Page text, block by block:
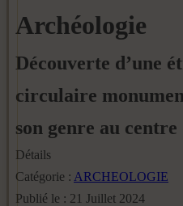
Archéologie
Découverte d’une
circulaire
son genre au
Détails
Catégorie : ARCHEOLOGIE
Publié le : 21 Juillet 2024